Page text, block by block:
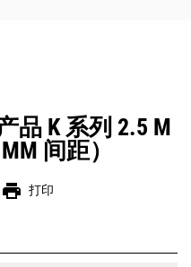
品 K 系列 2.5 M
间距）
print 打印